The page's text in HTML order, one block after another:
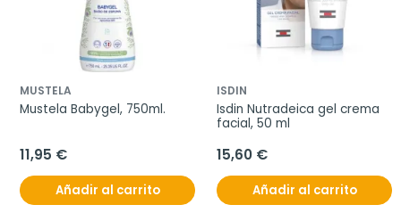
MUSTELA
Mustela Babygel, 750ml.
11,95 €
Añadir al carrito
ISDIN
Isdin Nutradeica gel crema
facial, 50 ml
15,60 €
Añadir al carrito